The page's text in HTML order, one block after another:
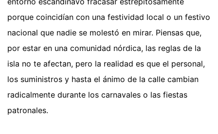
porque coincidían con una festividad local o un festivo
nacional que nadie se molestó en mirar. Piensas que,
por estar en una comunidad nórdica, las reglas de la
isla no te afectan, pero la realidad es que el personal,
los suministros y hasta el ánimo de la calle cambian
radicalmente durante los carnavales o las fiestas
patronales.